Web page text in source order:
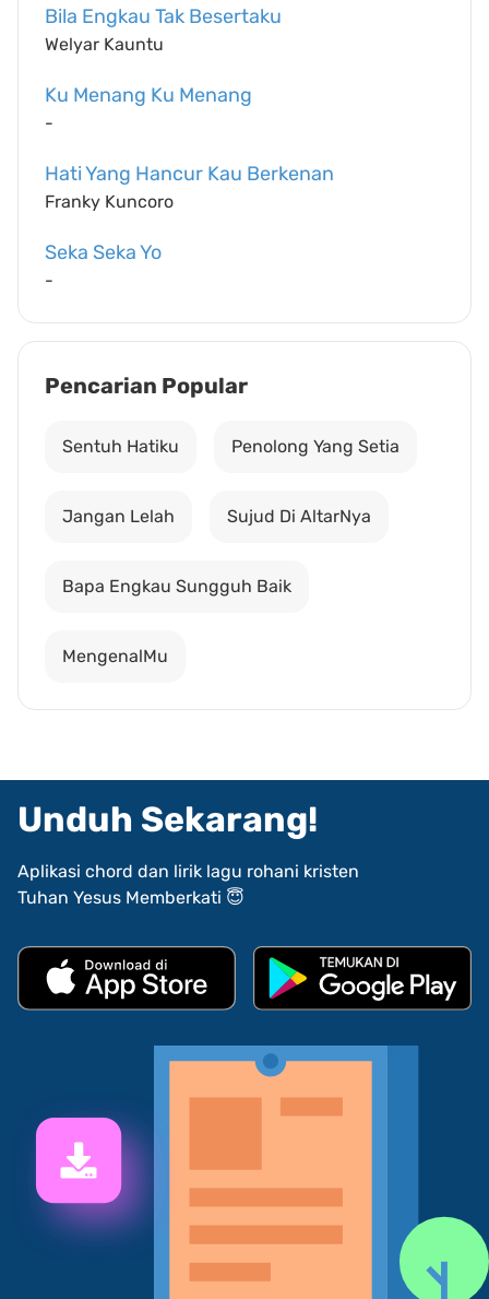
Bila Engkau Tak Besertaku
Welyar Kauntu
Ku Menang Ku Menang
-
Hati Yang Hancur Kau Berkenan
Franky Kuncoro
Seka Seka Yo
-
Pencarian Popular
Sentuh Hatiku Penolong Yang Setia
Jangan Lelah Sujud Di AltarNya
Bapa Engkau Sungguh Baik
MengenalMu
Unduh Sekarang!
Aplikasi chord dan lirik lagu rohani kristen
Tuhan Yesus Memberkati 😇